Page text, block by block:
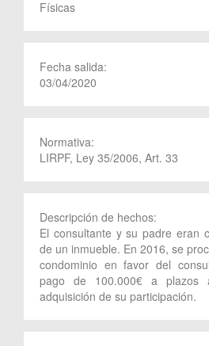
Físicas
Fecha salida:
03/04/2020
Normativa:
LIRPF, Ley 35/2006, Art. 33
Descripción de hechos:
El consultante y su padre eran
de un inmueble. En 2016, se
condominio en favor del
pago de 100.000€ a
adquisición de su participación.